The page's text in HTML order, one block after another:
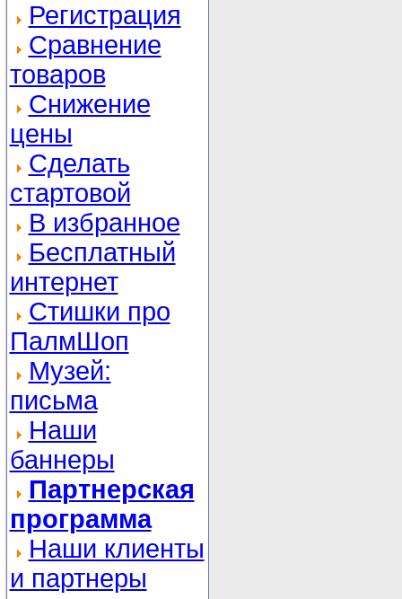
Регистрация
Сравнение
товаров
Снижение
цены
Сделать
стартовой
В избранное
Бесплатный
интернет
Стишки про
ПалмШоп
Музей:
письма
Наши
баннеры
Партнерская
программа
Наши клиенты
и партнеры